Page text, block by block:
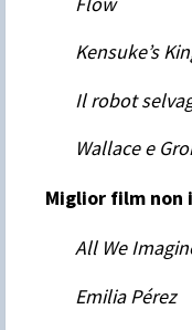
Kensuke’s
Il robot
Wallace e
Miglior film non
All We
Emilia Pérez